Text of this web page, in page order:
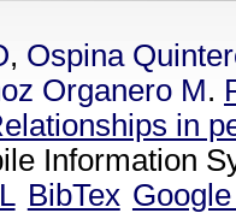
, Ospina
Organero M.
in
Information
BibTex